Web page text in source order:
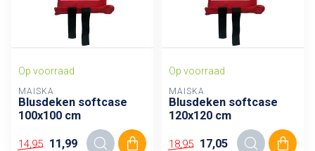
Op voorraad
MAISKA
Blusdeken softcase
100x100 cm
14,95 11,99
Op voorraad
MAISKA
Blusdeken softcase
120x120 cm
18,95 17,05